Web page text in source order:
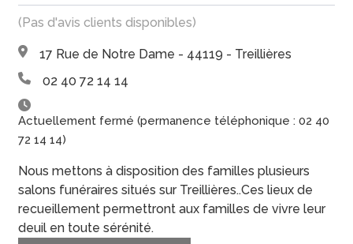
(Pas d'avis clients disponibles)
17 Rue de Notre Dame - 44119 - Treillières
02 40 72 14 14
Actuellement fermé (permanence téléphonique : 02 40
72 14 14)
Nous mettons à disposition des familles plusieurs
salons funéraires situés sur Treillières..Ces lieux de
recueillement permettront aux familles de vivre leur
deuil en toute sérénité.